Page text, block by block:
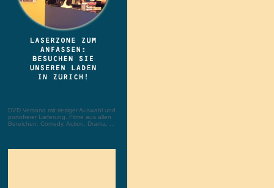
DVD Versand mit riesiger Auswahl und
portofreier Lieferung. Filme aus allen
Bereichen: Comedy, Action, Drama, ...